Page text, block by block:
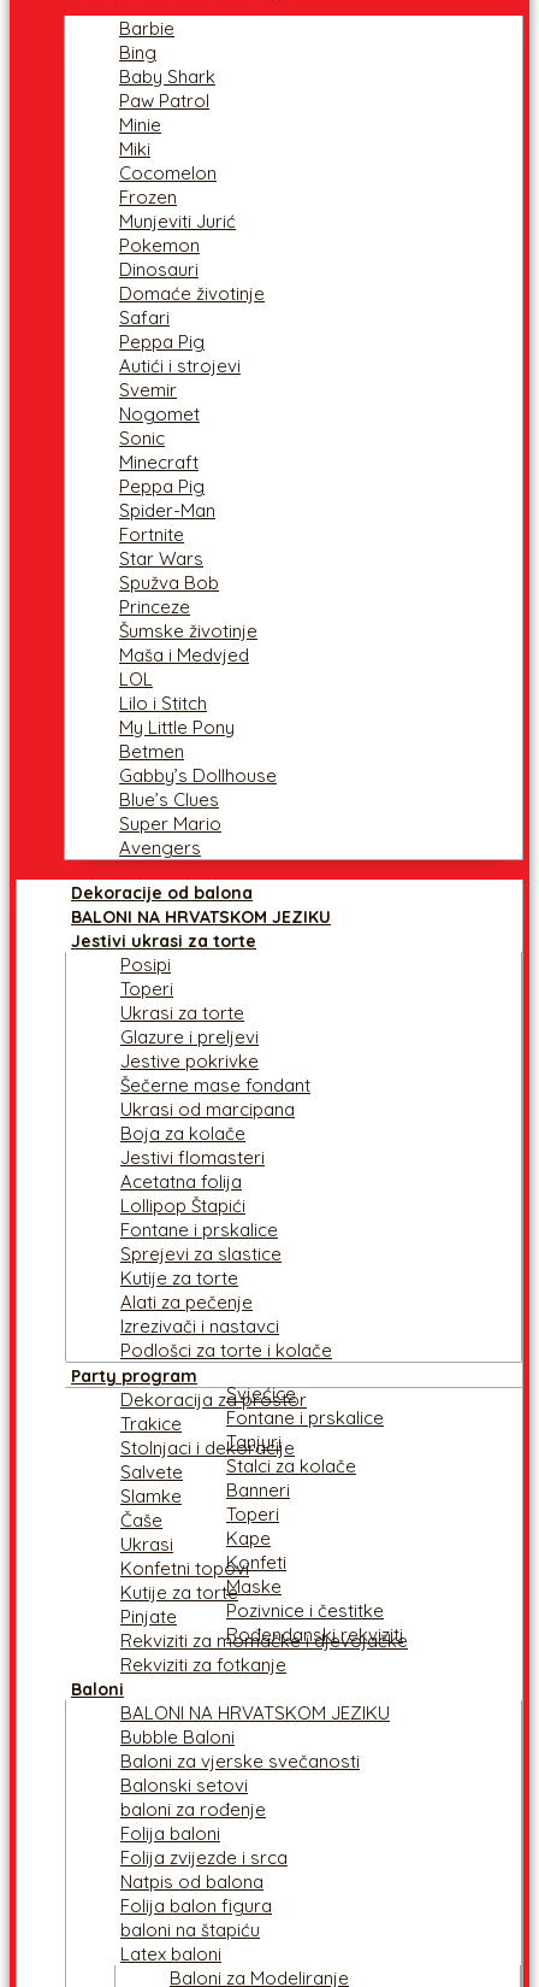
Barbie
Bing
Baby Shark
Paw Patrol
Minie
Miki
Cocomelon
Frozen
Munjeviti Jurić
Pokemon
Dinosauri
Domaće životinje
Safari
Peppa Pig
Autići i strojevi
Svemir
Nogomet
Sonic
Minecraft
Peppa Pig
Spider-Man
Fortnite
Star Wars
Spužva Bob
Princeze
Šumske životinje
Maša i Medvjed
LOL
Lilo i Stitch
My Little Pony
Betmen
Gabby’s Dollhouse
Blue’s Clues
Super Mario
Avengers
Dekoracije od balona
BALONI NA HRVATSKOM JEZIKU
Jestivi ukrasi za torte
Posipi
Toperi
Ukrasi za torte
Glazure i preljevi
Jestive pokrivke
Šečerne mase fondant
Ukrasi od marcipana
Boja za kolače
Jestivi flomasteri
Acetatna folija
Lollipop Štapići
Fontane i prskalice
Sprejevi za slastice
Kutije za torte
Alati za pečenje
Izrezivači i nastavci
Podlošci za torte i kolače
Party program
Dekoracija za prostor
Svjećice
Trakice
Fontane i prskalice
Stolnjaci i dekoracije
Tanjuri
Salvete
Stalci za kolače
Slamke
Banneri
Čaše
Toperi
Ukrasi
Kape
Konfetni topoviKonfeti
Kutije za torteMaske
Pinjate
Pozivnice i čestitke
Rekviziti za momačke i djevojačke
Rođendanski rekviziti
Rekviziti za fotkanje
Baloni
BALONI NA HRVATSKOM JEZIKU
Bubble Baloni
Baloni za vjerske svečanosti
Balonski setovi
baloni za rođenje
Folija baloni
Folija zvijezde i srca
Natpis od balona
Folija balon figura
baloni na štapiću
Latex baloni
Baloni za Modeliranje